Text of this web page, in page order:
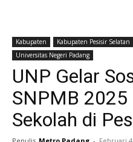
Kabupaten Kabupaten Pesisir Selatan
Universitas Negeri Padang
UNP Gelar
SNPMB
Sekolah di